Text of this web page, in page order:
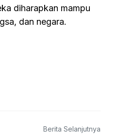
diharapkan mampu
dan negara.
Berita Selanjutnya